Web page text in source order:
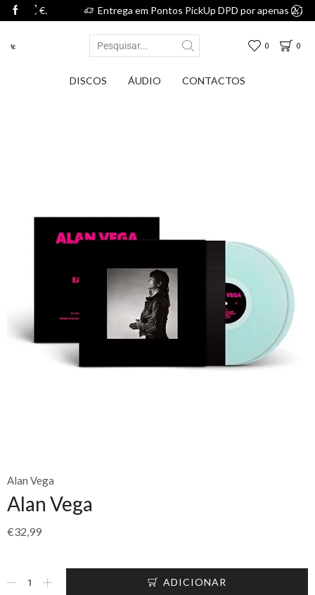
Entrega em Pontos PickUp DPD por apenas 2,75€.
0 0
DISCOS ÁUDIO CONTACTOS
Alan Vega
Alan Vega
€32,99
ADICIONAR